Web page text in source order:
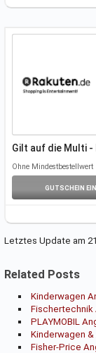
Gilt auf die Multi
Weitere Infos auf
Einen
Ohne Mindestbestellwert
GUTSCHEIN
Letztes Update am
Related Posts
Kinderwagen
Fischertechnik
PLAYMOBIL
Kinderwagen
Fisher-Price